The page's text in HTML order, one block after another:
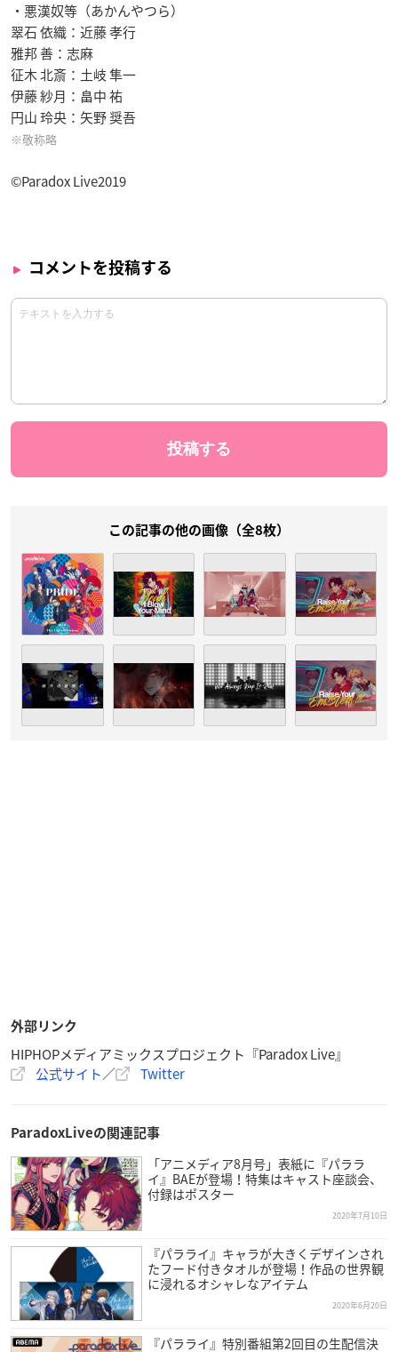
・悪漢奴等（あかんやつら）
翠石 依織：近藤 孝行
雅邦 善：志麻
征木 北斎：土岐 隼一
伊藤 紗月：畠中 祐
円山 玲央：矢野 奨吾
※敬称略
©Paradox Live2019
コメントを投稿する
この記事の他の画像（全8枚）
外部リンク
HIPHOPメディアミックスプロジェクト『Paradox Live』
公式サイト／ Twitter
ParadoxLiveの関連記事
「アニメディア8月号」表紙に『パララ
イ』BAEが登場！特集はキャスト座談会、
付録はポスター
2020年7月10日
『パラライ』キャラが大きくデザインされ
たフード付きタオルが登場！作品の世界観
に浸れるオシャレなアイテム
2020年6月20日
『パラライ』特別番組第2回目の生配信決